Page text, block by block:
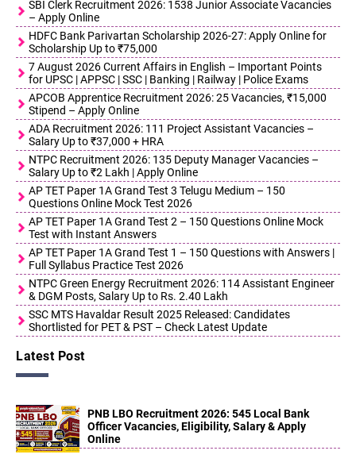
SBI Clerk Recruitment 2026: 1538 Junior Associate Vacancies
– Apply Online
HDFC Bank Parivartan Scholarship 2026-27: Apply Online for
Scholarship Up to ₹75,000
7 August 2026 Current Affairs in English – Important Points
for UPSC | APPSC | SSC | Banking | Railway | Police Exams
APCOB Apprentice Recruitment 2026: 25 Vacancies, ₹15,000
Stipend – Apply Online
ADA Recruitment 2026: 111 Project Assistant Vacancies –
Salary Up to ₹37,000 + HRA
NTPC Recruitment 2026: 135 Deputy Manager Vacancies –
Salary Up to ₹2 Lakh | Apply Online
AP TET Paper 1A Grand Test 3 Telugu Medium – 150
Questions Online Mock Test 2026
AP TET Paper 1A Grand Test 2 – 150 Questions Online Mock
Test with Instant Answers
AP TET Paper 1A Grand Test 1 – 150 Questions with Answers |
Full Syllabus Practice Test 2026
NTPC Green Energy Recruitment 2026: 114 Assistant Engineer
& DGM Posts, Salary Up to Rs. 2.40 Lakh
SSC MTS Havaldar Result 2025 Released: Candidates
Shortlisted for PET & PST – Check Latest Update
Latest Post
PNB LBO Recruitment 2026: 545 Local Bank
Officer Vacancies, Eligibility, Salary & Apply
Online